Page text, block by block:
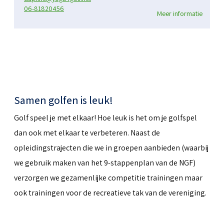
06-81820456
Meer informatie
Samen golfen is leuk!
Golf speel je met elkaar! Hoe leuk is het om je golfspel
dan ook met elkaar te verbeteren. Naast de
opleidingstrajecten die we in groepen aanbieden (waarbij
we gebruik maken van het 9-stappenplan van de NGF)
verzorgen we gezamenlijke competitie trainingen maar
ook trainingen voor de recreatieve tak van de vereniging.